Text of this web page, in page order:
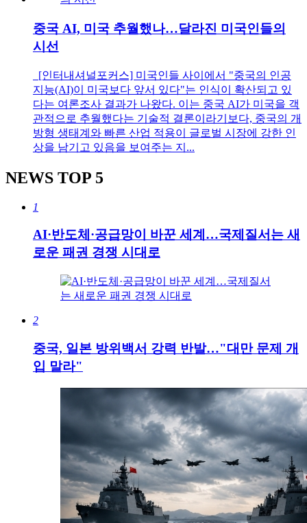
중국 AI, 미국 추월했나…달라진 미국인들의
시선
[인터내셔널포커스] 미국인들 사이에서 "중국의 인공
지능(AI)이 미국보다 앞서 있다"는 인식이 확산되고 있
다는 여론조사 결과가 나왔다. 이는 중국 AI가 미국을 객
관적으로 추월했다는 기술적 결론이라기보다, 중국의 개
방형 생태계와 빠른 산업 적용이 글로벌 시장에 강한 인
상을 남기고 있음을 보여주는 지...
NEWS TOP 5
1
AI·반도체·공급망이 바꾼 세계…국제질서는 새
로운 패권 경쟁 시대로
2
중국, 일본 방위백서 강력 반발…"대만 문제 개
입 말라"